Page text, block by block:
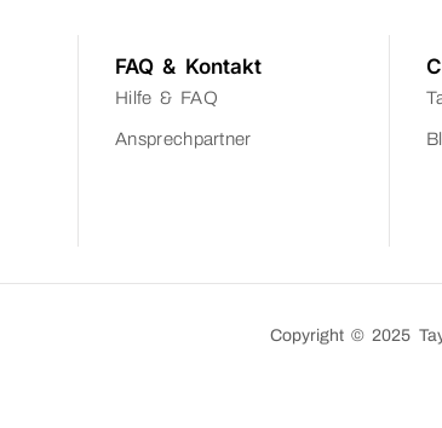
FAQ & Kontakt
Hilfe & FAQ
Ansprechpartner
Copyright © 2025